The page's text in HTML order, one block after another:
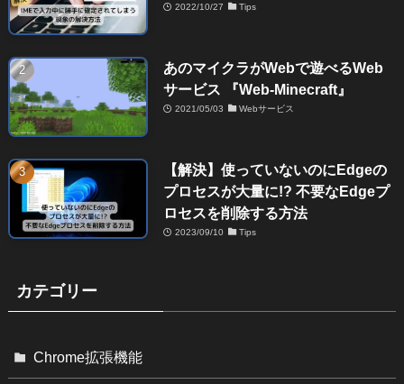
2022/10/27 Tips
あのマイクラがWebで遊べるWeb
サービス 『Web-Minecraft』
2021/05/03 Webサービス
【解決】使っていないのにEdgeの
プロセスが大量に!? 不要なEdgeプ
ロセスを削除する方法
2023/09/10 Tips
カテゴリー
Chrome拡張機能